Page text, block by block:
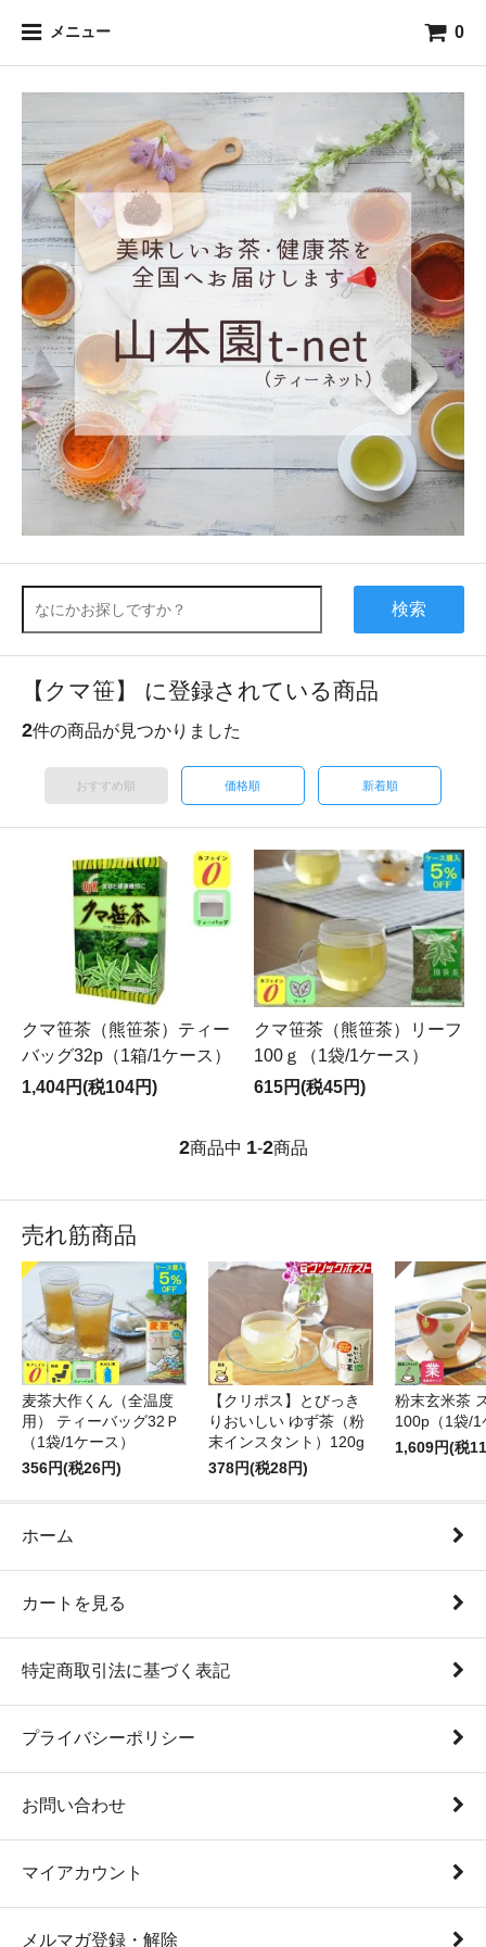
メニュー 0
検索
【クマ笹】 に登録されている商品
2件の商品が見つかりました
おすすめ順 価格順 新着順
クマ笹茶（熊笹茶）ティー
バッグ32p（1箱/1ケース）
1,404円(税104円)
クマ笹茶（熊笹茶）リーフ
100ｇ（1袋/1ケース）
615円(税45円)
2商品中 1-2商品
売れ筋商品
麦茶大作くん（全温度
用） ティーバッグ32Ｐ
（1袋/1ケース）
356円(税26円)
【クリポス】とびっき
りおいしい ゆず茶（粉
末インスタント）120g
378円(税28円)
粉末玄米茶
100p（1袋/1
1,609円(税
ホーム
カートを見る
特定商取引法に基づく表記
プライバシーポリシー
お問い合わせ
マイアカウント
メルマガ登録・解除